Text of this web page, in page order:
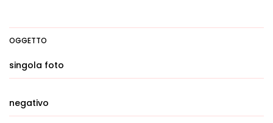
OGGETTO
singola foto
negativo